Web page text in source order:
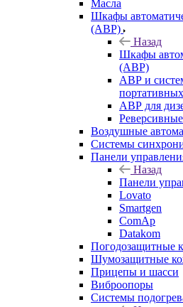
Масла
Шкафы
(АВР)
Назад
Шкафы
(АВР)
АВР и
АВР для
Воздушные
Системы
Панели
Назад
Панели
Lovato
Smartgen
ComAp
Datakom
Погодозащитные
Шумозащитные
Прицепы и шасси
Виброопоры
Системы